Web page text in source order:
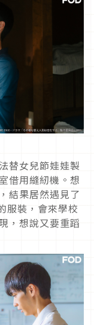
替女兒節娃娃製
借用縫紉機。想
結果居然遇見了
服裝，會來學校
，想說又要重蹈